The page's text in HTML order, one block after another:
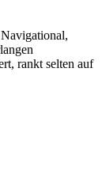
Navigational,
rankt selten auf